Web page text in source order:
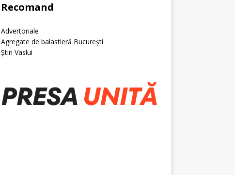
Recomand
Advertoriale
Agregate de balastieră București
Știri Vaslui